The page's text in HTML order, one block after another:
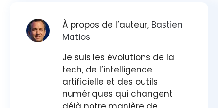
À propos de l’auteur, Bastien
Matios
Je suis les évolutions de la
tech, de l’intelligence
artificielle et des outils
numériques qui changent